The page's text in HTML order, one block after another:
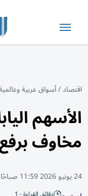
اقتصاد/أسواق عربية
الأسهم
مخاوف برفع
24 يونيو 2026 11:59 صباحًا